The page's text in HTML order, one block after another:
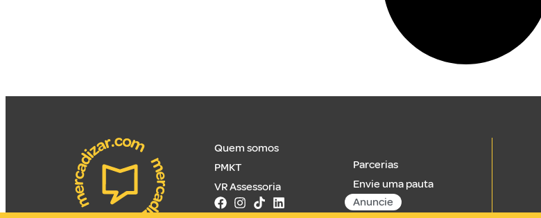
Quem somos
PMKT
VR Assessoria
Parcerias
Envie uma pauta
Anuncie